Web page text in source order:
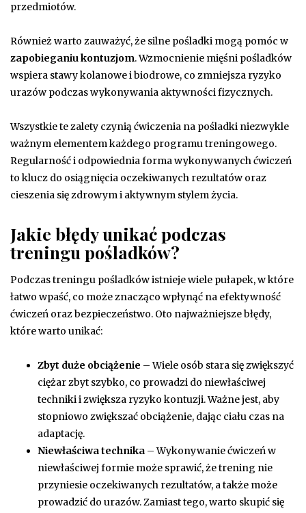
przedmiotów.
Również warto zauważyć, że silne pośladki mogą pomóc w
zapobieganiu kontuzjom. Wzmocnienie mięśni pośladków
wspiera stawy kolanowe i biodrowe, co zmniejsza ryzyko
urazów podczas wykonywania aktywności fizycznych.
Wszystkie te zalety czynią ćwiczenia na pośladki niezwykle
ważnym elementem każdego programu treningowego.
Regularność i odpowiednia forma wykonywanych ćwiczeń
to klucz do osiągnięcia oczekiwanych rezultatów oraz
cieszenia się zdrowym i aktywnym stylem życia.
Jakie błędy unikać podczas
treningu pośladków?
Podczas treningu pośladków istnieje wiele pułapek, w które
łatwo wpaść, co może znacząco wpłynąć na efektywność
ćwiczeń oraz bezpieczeństwo. Oto najważniejsze błędy,
które warto unikać:
Zbyt duże obciążenie – Wiele osób stara się zwiększyć
ciężar zbyt szybko, co prowadzi do niewłaściwej
techniki i zwiększa ryzyko kontuzji. Ważne jest, aby
stopniowo zwiększać obciążenie, dając ciału czas na
adaptację.
Niewłaściwa technika – Wykonywanie ćwiczeń w
niewłaściwej formie może sprawić, że trening nie
przyniesie oczekiwanych rezultatów, a także może
prowadzić do urazów. Zamiast tego, warto skupić się